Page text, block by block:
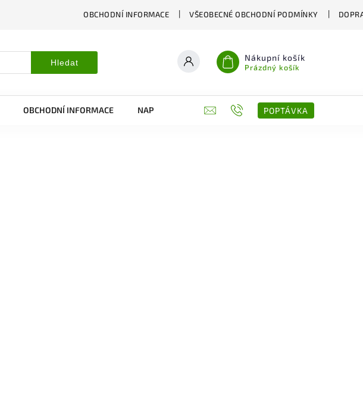
OBCHODNÍ INFORMACE VŠEOBECNÉ OBCHODNÍ PODMÍNKY
Hledat Nákupní košík
Prázdný košík
OBCHODNÍ INFORMACE NAPIŠTE NÁM KONTAKTY POPTÁVKA